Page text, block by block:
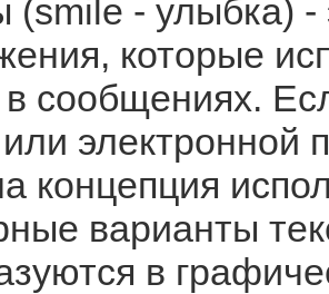
- улыбка) -
которые
сообщениях.
электронной
концепция
варианты
в